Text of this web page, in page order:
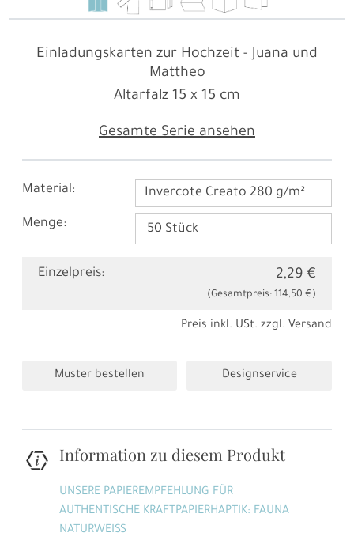
Einladungskarten zur Hochzeit - Juana und
Mattheo
Gesamte Serie ansehen
Altarfalz 15 x 15 cm
Material: Invercote Creato 280 g/m²
Menge:
Einzelpreis: 2,29 €
(Gesamtpreis: 114,50 €)
Preis inkl. USt. zzgl. Versand
Muster bestellen Designservice
Information zu diesem Produkt
UNSERE PAPIEREMPFEHLUNG FÜR
AUTHENTISCHE KRAFTPAPIERHAPTIK: FAUNA
NATURWEISS